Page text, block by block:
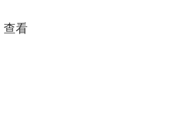
查看